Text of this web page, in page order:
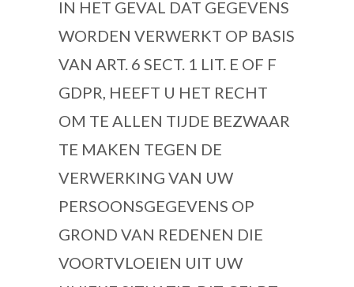
IN HET GEVAL DAT GEGEVENS
WORDEN VERWERKT OP BASIS
VAN ART. 6 SECT. 1 LIT. E OF F
GDPR, HEEFT U HET RECHT
OM TE ALLEN TIJDE BEZWAAR
TE MAKEN TEGEN DE
VERWERKING VAN UW
PERSOONSGEGEVENS OP
GROND VAN REDENEN DIE
VOORTVLOEIEN UIT UW